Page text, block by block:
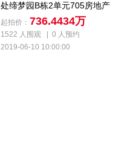
处缔梦园B栋2单元705房地产
起拍价： 736.4434万
1522 人围观 | 0 人预约
2019-06-10 10:00:00